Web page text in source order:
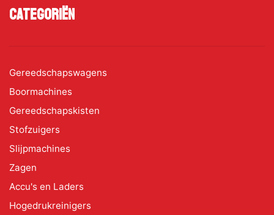
Categoriën
Gereedschapswagens
Boormachines
Gereedschapskisten
Stofzuigers
Slijpmachines
Zagen
Accu's en Laders
Hogedrukreinigers